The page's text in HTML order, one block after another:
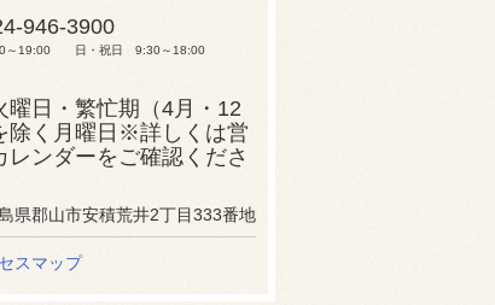
946-3900
～19:00 日・祝日 9:30～18:00
曜日・繁忙期（4月・12
除く月曜日※詳しくは営
レンダーをご確認くださ
県郡山市安積荒井2丁目333番地
スマップ